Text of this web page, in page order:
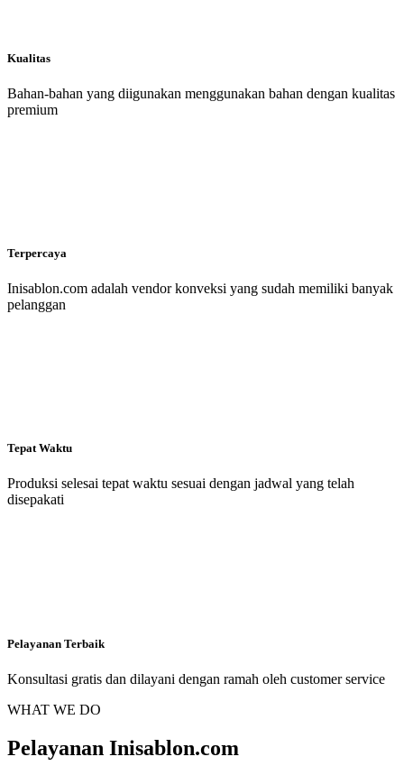
Kualitas
Bahan-bahan yang diigunakan menggunakan bahan dengan kualitas
premium
Terpercaya
Inisablon.com adalah vendor konveksi yang sudah memiliki banyak
pelanggan
Tepat Waktu
Produksi selesai tepat waktu sesuai dengan jadwal yang telah
disepakati
Pelayanan Terbaik
Konsultasi gratis dan dilayani dengan ramah oleh customer service
WHAT WE DO
Pelayanan Inisablon.com